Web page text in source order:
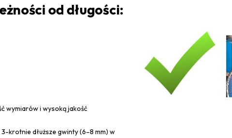
od długości:
wymiarów i wysoką jakość
krotnie dłuższe gwinty (6–8 mm) w